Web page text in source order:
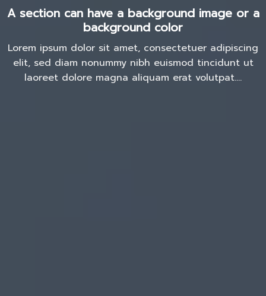
A section can have a background image or a
background color
Lorem ipsum dolor sit amet, consectetuer adipiscing
elit, sed diam nonummy nibh euismod tincidunt ut
laoreet dolore magna aliquam erat volutpat….